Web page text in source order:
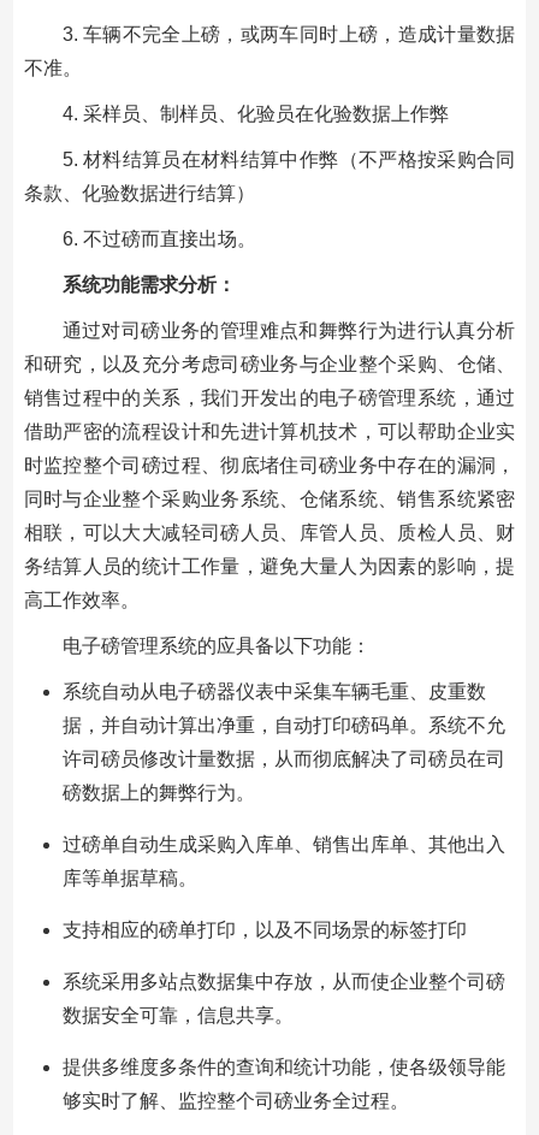
3. 车辆不完全上磅，或两车同时上磅，造成计量数据
不准。
4. 采样员、制样员、化验员在化验数据上作弊
5. 材料结算员在材料结算中作弊（不严格按采购合同
条款、化验数据进行结算）
6. 不过磅而直接出场。
系统功能需求分析：
通过对司磅业务的管理难点和舞弊行为进行认真分析
和研究，以及充分考虑司磅业务与企业整个采购、仓储、
销售过程中的关系，我们开发出的电子磅管理系统，通过
借助严密的流程设计和先进计算机技术，可以帮助企业实
时监控整个司磅过程、彻底堵住司磅业务中存在的漏洞，
同时与企业整个采购业务系统、仓储系统、销售系统紧密
相联，可以大大减轻司磅人员、库管人员、质检人员、财
务结算人员的统计工作量，避免大量人为因素的影响，提
高工作效率。
电子磅管理系统的应具备以下功能：
系统自动从电子磅器仪表中采集车辆毛重、皮重数
据，并自动计算出净重，自动打印磅码单。系统不允
许司磅员修改计量数据，从而彻底解决了司磅员在司
磅数据上的舞弊行为。
过磅单自动生成采购入库单、销售出库单、其他出入
库等单据草稿。
支持相应的磅单打印，以及不同场景的标签打印
系统采用多站点数据集中存放，从而使企业整个司磅
数据安全可靠，信息共享。
提供多维度多条件的查询和统计功能，使各级领导能
够实时了解、监控整个司磅业务全过程。